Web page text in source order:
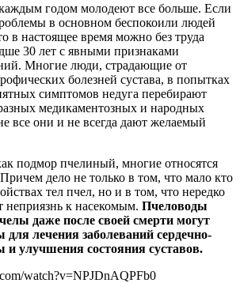
годом молодеют все больше. Если
в основном беспокоили людей
в настоящее время можно без труда
30 лет с явными признаками
Многие люди, страдающие от
болезней сустава, в попытках
симптомов недуга перебирают
медикаментозных и народных
все они и не всегда дают желаемый
подмор пчелиный, многие относятся
дело не только в том, что мало кто
тел пчел, но и в том, что нередко
неприязнь к насекомым. Пчеловоды
даже после своей смерти могут
лечения заболеваний сердечно-
и улучшения состояния суставов.
watch?v=NPJDnAQPFb0